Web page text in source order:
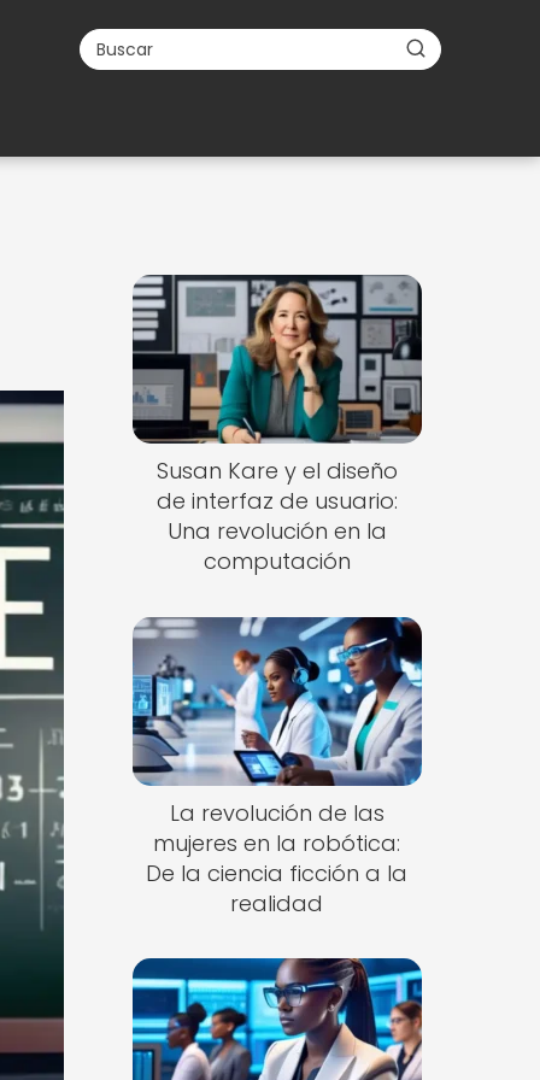
Susan Kare y el diseño
de interfaz de usuario:
Una revolución en la
computación
La revolución de las
mujeres en la robótica:
De la ciencia ficción a la
realidad